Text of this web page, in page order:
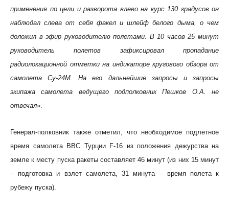
применения по цели и разворота влево на курс 130 градусов он
наблюдал слева от себя факел и шлейф белого дыма, о чем
доложил в эфир руководителю полетами. В 10 часов 25 минут
руководитель полетов зафиксировал пропадание
радиолокационной отметки на индикаторе кругового обзора от
самолета Су-24М. На его дальнейшие запросы и запросы
экипажа самолета ведущего подполковник Пешков О.А. не
отвечал».
Генерал-полковник также отметил, что необходимое подлетное
время самолета ВВС Турции F-16 из положения дежурства на
земле к месту пуска ракеты составляет 46 минут (из них 15 минут
– подготовка и взлет самолета, 31 минута – время полета к
рубежу пуска).